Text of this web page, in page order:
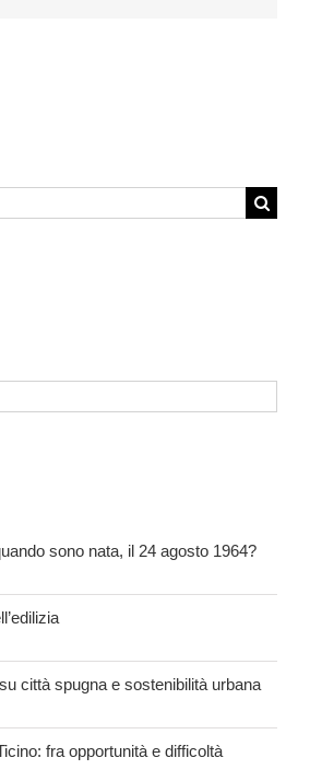
sono nata, il 24 agosto 1964?
città spugna e sostenibilità urbana
fra opportunità e difficoltà